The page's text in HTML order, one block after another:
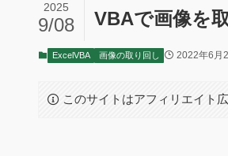
VBAで画像を
2025
9/08
ExcelVBA 画像の取り回し 2022年6月
このサイトはアフィリエイト